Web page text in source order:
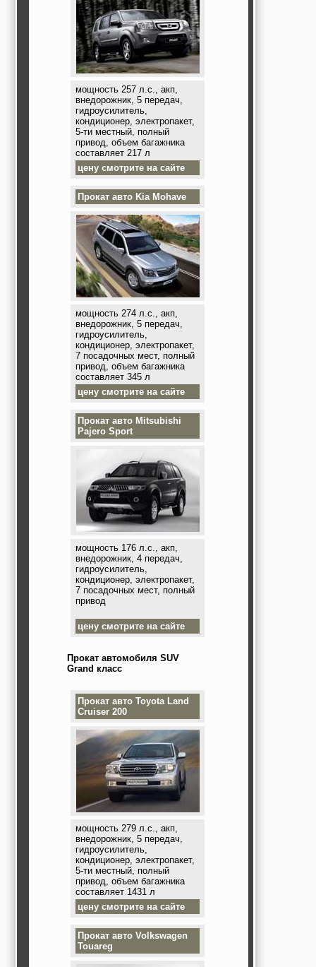
мощность 257 л.с., акп,
внедорожник, 5 передач,
гидроусилитель,
кондиционер, электропакет,
5-ти местный, полный
привод, объем багажника
составляет 217 л
цену смотрите на сайте
Прокат авто Kia Mohave
мощность 274 л.с., акп,
внедорожник, 5 передач,
гидроусилитель,
кондиционер, электропакет,
7 посадочных мест, полный
привод, объем багажника
составляет 345 л
цену смотрите на сайте
Прокат авто Mitsubishi
Pajero Sport
мощность 176 л.с., акп,
внедорожник, 4 передач,
гидроусилитель,
кондиционер, электропакет,
7 посадочных мест, полный
привод
цену смотрите на сайте
Прокат автомобиля SUV
Grand класс
Прокат авто Toyota Land
Cruiser 200
мощность 279 л.с., акп,
внедорожник, 5 передач,
гидроусилитель,
кондиционер, электропакет,
5-ти местный, полный
привод, объем багажника
составляет 1431 л
цену смотрите на сайте
Прокат авто Volkswagen
Touareg